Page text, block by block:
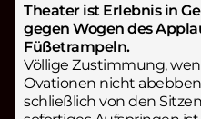
Theater ist Erlebnis in
gegen Wogen des
Füßetrampeln.
Völlige Zustimmung,
Ovationen nicht
schließlich von den